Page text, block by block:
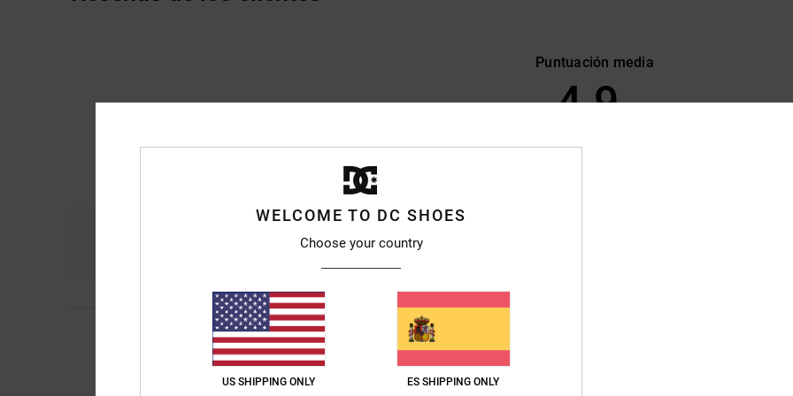
Puntuación media
4.9
Josep M
Son bonitas
WELCOME TO DC SHOES
Choose your country
US SHIPPING ONLY ES SHIPPING ONLY